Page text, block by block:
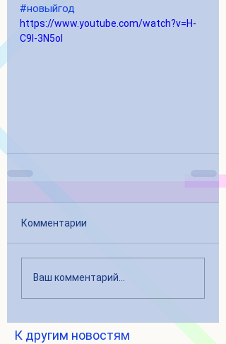
#новыйгод
https://www.youtube.com/watch?v=H-
C9I-3N5oI
Комментарии
Ваш комментарий...
К другим новостям